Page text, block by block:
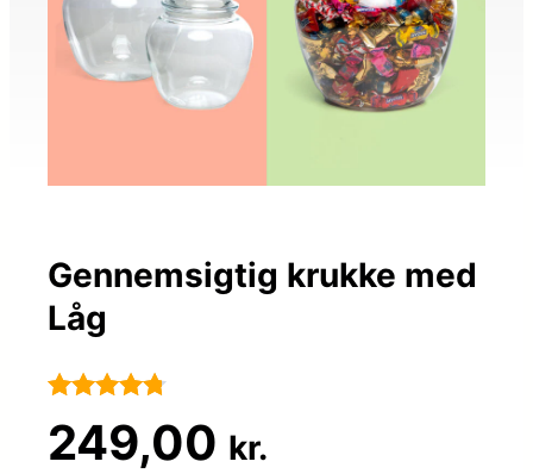
Gennemsigtig krukke med
Låg
som4.7
249,00 kr.